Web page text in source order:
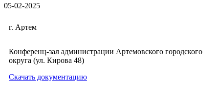
05-02-2025
г. Артем
Конференц-зал администрации Артемовского городского
округа (ул. Кирова 48)
Скачать документацию